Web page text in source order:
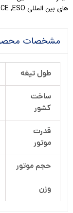
های بین المللی GS ,CE ,ESO اشاره کرد.
مشخصات
طول تیغه
ساخت
کشور
قدرت
موتور
حجم موتور
وزن